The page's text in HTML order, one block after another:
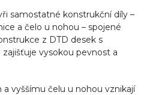
samostatné konstrukční díly –
a čelo u nohou – spojené
z DTD desek s
vysokou pevnost a
a vyššímu čelu u nohou vznikají